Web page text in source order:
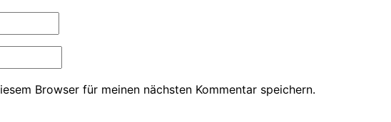
Browser für meinen nächsten Kommentar speichern.